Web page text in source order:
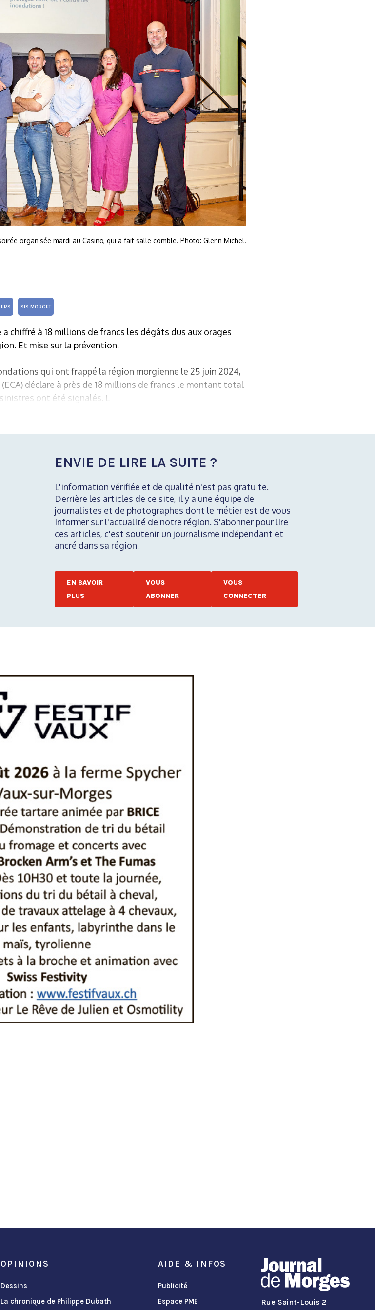
organisée mardi au Casino, qui a fait salle comble. Photo: Glenn Michel.
SIS MORGET
a chiffré à 18 millions de francs les dégâts dus aux orages
Et mise sur la prévention.
qui ont frappé la région morgienne le 25 juin 2024,
déclare à près de 18 millions de francs le montant total
ont été signalés. L
ENVIE DE LIRE LA SUITE ?
L'information vérifiée et de qualité n'est pas gratuite.
Derrière les articles de ce site, il y a une équipe de
journalistes et de photographes dont le métier est de vous
informer sur l'actualité de notre région. S'abonner pour lire
ces articles, c'est soutenir un journalisme indépendant et
ancré dans sa région.
EN SAVOIR
PLUS
VOUS
ABONNER
VOUS
CONNECTER
OPINIONS
Dessins
La chronique de Philippe Dubath
AIDE & INFOS
Publicité
Espace PME
Rue Saint-Louis 2